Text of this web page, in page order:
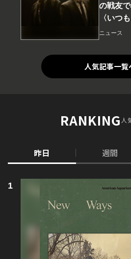
の戦友
〈いつ
ニュース
人気記事一覧
RANKING人
昨日 週間